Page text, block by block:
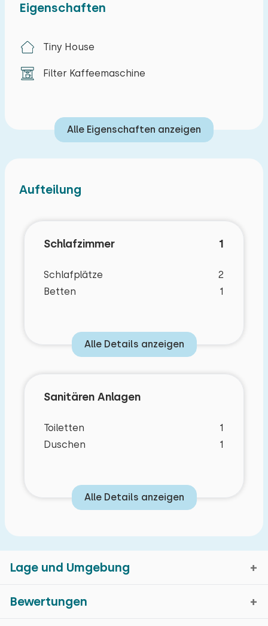
Eigenschaften
Tiny House
Filter Kaffeemaschine
Alle Eigenschaften anzeigen
Aufteilung
Schlafzimmer 1
Schlafplätze
2
Betten
1
Alle Details anzeigen
Sanitären Anlagen
Toiletten
1
Duschen
1
Alle Details anzeigen
Lage und Umgebung
Bewertungen